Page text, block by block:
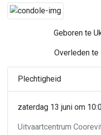
Geboren te
Overleden te
Plechtigheid
zaterdag 13 juni om
Uitvaartcentrum